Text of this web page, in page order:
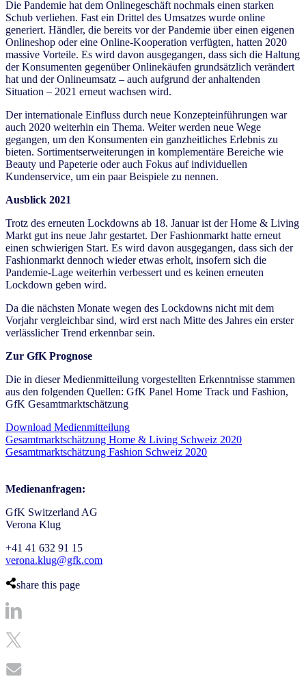
Die Pandemie hat dem Onlinegeschäft nochmals einen starken
Schub verliehen. Fast ein Drittel des Umsatzes wurde online
generiert. Händler, die bereits vor der Pandemie über einen eigenen
Onlineshop oder eine Online-Kooperation verfügten, hatten 2020
massive Vorteile. Es wird davon ausgegangen, dass sich die Haltung
der Konsumenten gegenüber Onlinekäufen grundsätzlich verändert
hat und der Onlineumsatz – auch aufgrund der anhaltenden
Situation – 2021 erneut wachsen wird.
Der internationale Einfluss durch neue Konzepteinführungen war
auch 2020 weiterhin ein Thema. Weiter werden neue Wege
gegangen, um den Konsumenten ein ganzheitliches Erlebnis zu
bieten. Sortimentserweiterungen in komplementäre Bereiche wie
Beauty und Papeterie oder auch Fokus auf individuellen
Kundenservice, um ein paar Beispiele zu nennen.
Ausblick 2021
Trotz des erneuten Lockdowns ab 18. Januar ist der Home & Living
Markt gut ins neue Jahr gestartet. Der Fashionmarkt hatte erneut
einen schwierigen Start. Es wird davon ausgegangen, dass sich der
Fashionmarkt dennoch wieder etwas erholt, insofern sich die
Pandemie-Lage weiterhin verbessert und es keinen erneuten
Lockdown geben wird.
Da die nächsten Monate wegen des Lockdowns nicht mit dem
Vorjahr vergleichbar sind, wird erst nach Mitte des Jahres ein erster
verlässlicher Trend erkennbar sein.
Zur GfK Prognose
Die in dieser Medienmitteilung vorgestellten Erkenntnisse stammen
aus den folgenden Quellen: GfK Panel Home Track und Fashion,
GfK Gesamtmarktschätzung
Download Medienmitteilung
Gesamtmarktschätzung Home & Living Schweiz 2020
Gesamtmarktschätzung Fashion Schweiz 2020
Medienanfragen:
GfK Switzerland AG
Verona Klug
+41 41 632 91 15
verona.klug@gfk.com
share this page